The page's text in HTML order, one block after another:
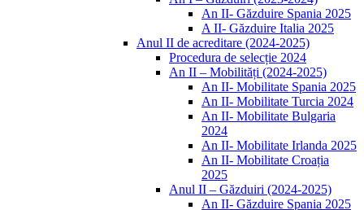
An II- Găzduire Spania 2025
A II- Găzduire Italia 2025
Anul II de acreditare (2024-2025)
Procedura de selecție 2024
An II – Mobilități (2024-2025)
An II- Mobilitate Spania 2025
An II- Mobilitate Turcia 2024
An II- Mobilitate Bulgaria
2024
An II- Mobilitate Irlanda 2025
An II- Mobilitate Croația
2025
Anul II – Găzduiri (2024-2025)
An II- Găzduire Spania 2025